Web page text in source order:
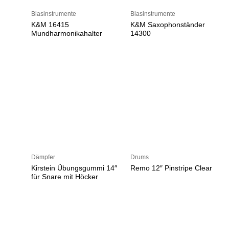
Blasinstrumente
K&M 16415
Mundharmonikahalter
Blasinstrumente
K&M Saxophonständer
14300
Dämpfer
Kirstein Übungsgummi 14″
für Snare mit Höcker
Drums
Remo 12″ Pinstripe Clear